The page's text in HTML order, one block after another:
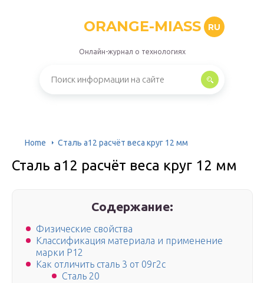
ORANGE-MIASS RU
Онлайн-журнал о технологиях
Home Сталь а12 расчёт веса круг 12 мм
Сталь а12 расчёт веса круг 12 мм
Содержание:
Физические свойства
Классификация материала и применение
марки Р12
Как отличить сталь 3 от 09г2с
Сталь 20